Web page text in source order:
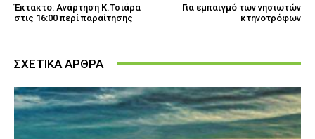
Έκτακτο: Ανάρτηση Κ.Τσιάρα
στις 16:00 περί παραίτησης
Για εμπαιγμό των νησιωτών
κτηνοτρόφων
ΣΧΕΤΙΚΑ ΑΡΘΡΑ